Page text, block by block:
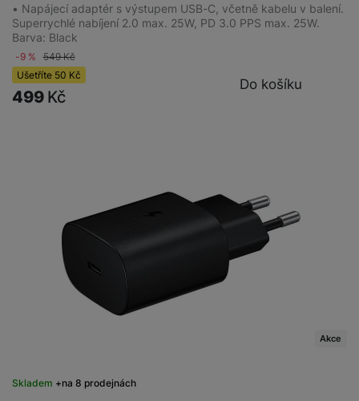
• Napájecí adaptér s výstupem USB-C, včetně kabelu v balení.
Superrychlé nabíjení 2.0 max. 25W, PD 3.0 PPS max. 25W.
Barva: Black
-9 % 549Kč
Ušetříte 50 Kč
499 Kč
Do košíku
Skladem na 8 prodejnách
Akce